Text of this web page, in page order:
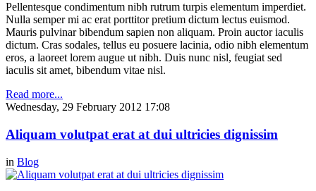
Pellentesque condimentum nibh rutrum turpis elementum imperdiet.
Nulla semper mi ac erat porttitor pretium dictum lectus euismod.
Mauris pulvinar bibendum sapien non aliquam. Proin auctor iaculis
dictum. Cras sodales, tellus eu posuere lacinia, odio nibh elementum
eros, a laoreet lorem augue ut nibh. Duis nunc nisl, feugiat sed
iaculis sit amet, bibendum vitae nisl.
Read more...
Wednesday, 29 February 2012 17:08
Aliquam volutpat erat at dui ultricies dignissim
in Blog